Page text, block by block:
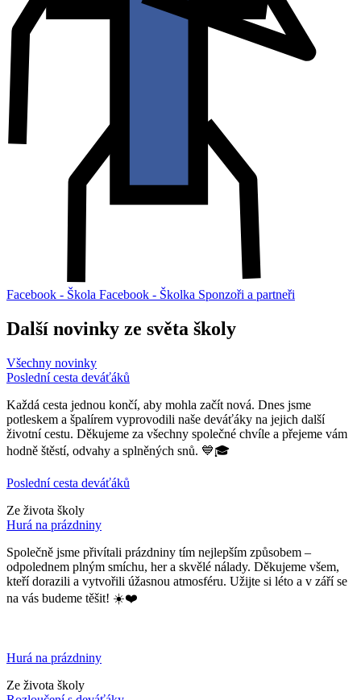
Facebook - Škola Facebook - Školka Sponzoři a partneři
Další novinky ze světa školy
Všechny novinky
Poslední cesta deváťáků
Každá cesta jednou končí, aby mohla začít nová. Dnes jsme
potleskem a špalírem vyprovodili naše deváťáky na jejich další
životní cestu. Děkujeme za všechny společné chvíle a přejeme vám
hodně štěstí, odvahy a splněných snů. 💙🎓
Poslední cesta deváťáků
Ze života školy
Hurá na prázdniny
Společně jsme přivítali prázdniny tím nejlepším způsobem –
odpolednem plným smíchu, her a skvělé nálady. Děkujeme všem,
kteří dorazili a vytvořili úžasnou atmosféru. Užijte si léto a v září se
na vás budeme těšit! ☀️❤️
Hurá na prázdniny
Ze života školy